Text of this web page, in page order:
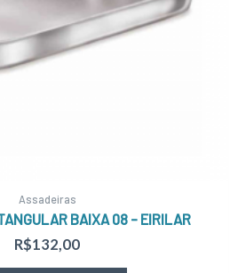
Assadeiras
BAIXA 08 – EIRILAR
R$132,00